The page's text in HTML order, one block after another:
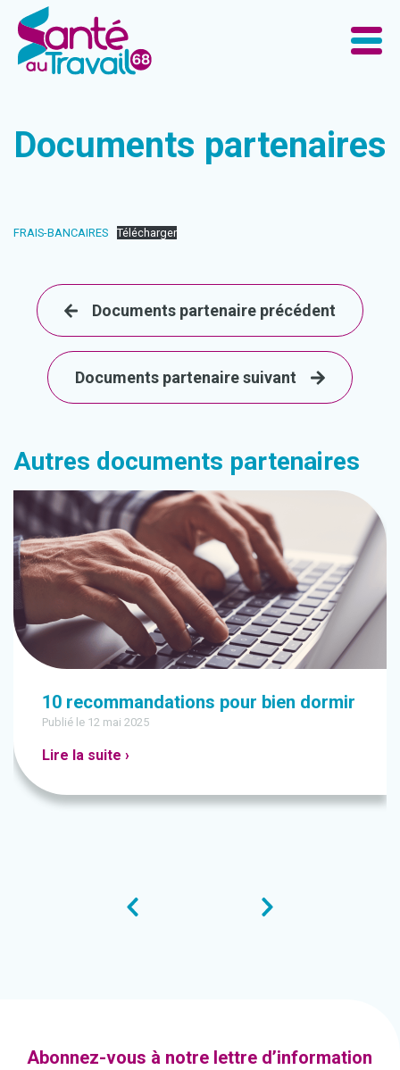
Documents partenaires
FRAIS-BANCAIRES Télécharger
Documents partenaire précédent
Documents partenaire suivant
Autres documents partenaires
10 recommandations pour bien dormir
Publié le 12 mai 2025
Lire la suite ›
Abonnez-vous à notre lettre d’information